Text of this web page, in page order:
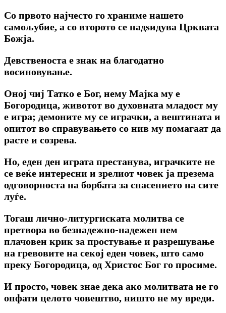
Со првото најчесто го храниме нашето
самољубие, а со второто се надѕидува Црквата
Божја.
Девственоста е знак на благодатно
восиновување.
Оној чиј Татко е Бог, нему Мајка му е
Богородица, животот во духовната младост му
е игра; демоните му се играчки, а вештината и
опитот во справувањето со нив му помагаат да
расте и созрева.
Но, еден ден играта престанува, играчките не
се веќе интересни и зрелиот човек ја презема
одговорноста на борбата за спасението на сите
луѓе.
Тогаш лично-литургиската молитва се
претвора во безнадежно-надежен нем
плачовен крик за простување и разрешување
на гревовите на секој еден човек, што само
преку Богородица, од Христос Бог го просиме.
И просто, човек знае дека ако молитвата не го
опфати целото човештво, ништо не му вреди.